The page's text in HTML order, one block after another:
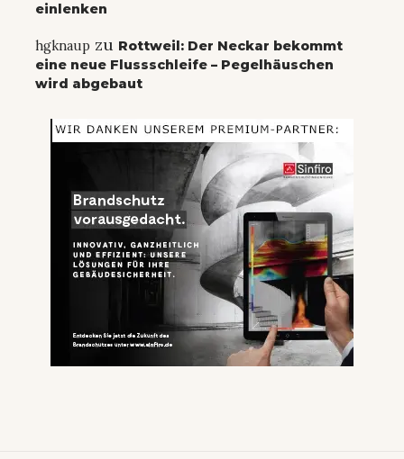
einlenken
hgknaup zu Rottweil: Der Neckar bekommt
eine neue Flussschleife – Pegelhäuschen
wird abgebaut